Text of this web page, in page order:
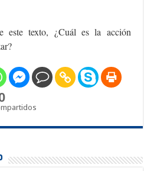
este texto, ¿Cuál es la acción